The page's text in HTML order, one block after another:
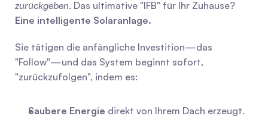
zurückgeben
Eine intelligente Solaranlage.
Sie tätigen die anfängliche Investition—das
"Follow"—und das System beginnt sofort,
"zurückzufolgen", indem es:
Saubere Energie direkt von Ihrem Dach erzeugt.